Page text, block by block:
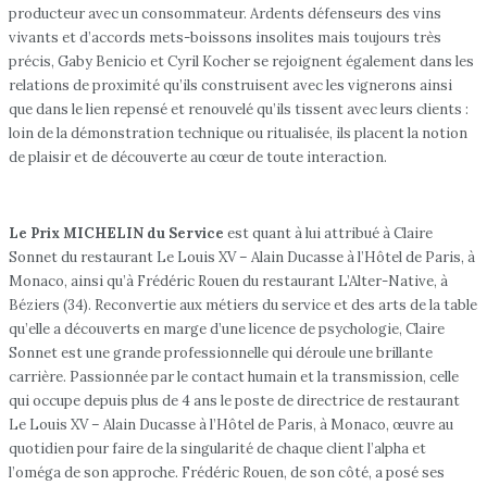
producteur avec un consommateur. Ardents défenseurs des vins
vivants et d’accords mets-boissons insolites mais toujours très
précis, Gaby Benicio et Cyril Kocher se rejoignent également dans les
relations de proximité qu’ils construisent avec les vignerons ainsi
que dans le lien repensé et renouvelé qu’ils tissent avec leurs clients :
loin de la démonstration technique ou ritualisée, ils placent la notion
de plaisir et de découverte au cœur de toute interaction.
Le Prix MICHELIN du Service est quant à lui attribué à Claire
Sonnet du restaurant Le Louis XV – Alain Ducasse à l’Hôtel de Paris, à
Monaco, ainsi qu’à Frédéric Rouen du restaurant L’Alter-Native, à
Béziers (34). Reconvertie aux métiers du service et des arts de la table
qu’elle a découverts en marge d’une licence de psychologie, Claire
Sonnet est une grande professionnelle qui déroule une brillante
carrière. Passionnée par le contact humain et la transmission, celle
qui occupe depuis plus de 4 ans le poste de directrice de restaurant
Le Louis XV – Alain Ducasse à l’Hôtel de Paris, à Monaco, œuvre au
quotidien pour faire de la singularité de chaque client l’alpha et
l’oméga de son approche. Frédéric Rouen, de son côté, a posé ses